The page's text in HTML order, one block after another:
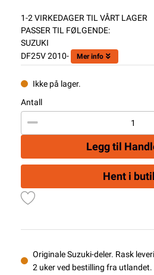
1-2 VIRKEDAGER TIL VÅRT LAGER
PASSER TIL FØLGENDE:
SUZUKI
DF25V 2010-
Mer info
Ikke på lager.
Antall
Legg til
Hent i
Originale Suzuki-deler. Rask
2 uker ved bestilling fra utlandet.